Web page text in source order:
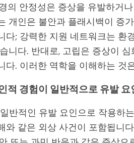
의 안정성은 증상을 유발하거
개인은 불안과 플래시백이 증
다; 강력한 지원 네트워크는 환
니다. 반대로, 고립은 증상이
다. 이러한 역학을 이해하는 것
적 경험이 일반적으로 유발
일반적인 유발 요인으로 작용하
와 같은 외상 사건이 포함됩니